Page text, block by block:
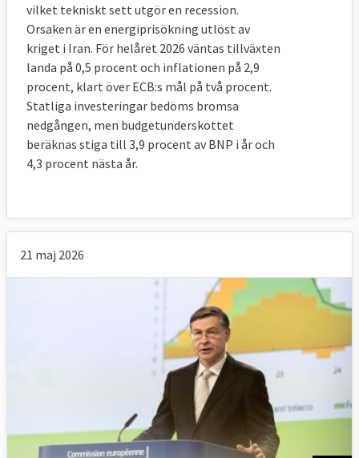
vilket tekniskt sett utgör en recession.
Orsaken är en energiprisökning utlöst av
kriget i Iran. För helåret 2026 väntas tillväxten
landa på 0,5 procent och inflationen på 2,9
procent, klart över ECB:s mål på två procent.
Statliga investeringar bedöms bromsa
nedgången, men budgetunderskottet
beräknas stiga till 3,9 procent av BNP i år och
4,3 procent nästa år.
21 maj 2026